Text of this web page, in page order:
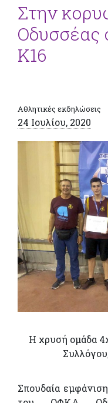
Στην
Οδυσσέας
Κ16
Αθλητικές εκδηλώσεις
24 Ιουλίου, 2020
Η χρυσή ομάδα
Σπουδαία